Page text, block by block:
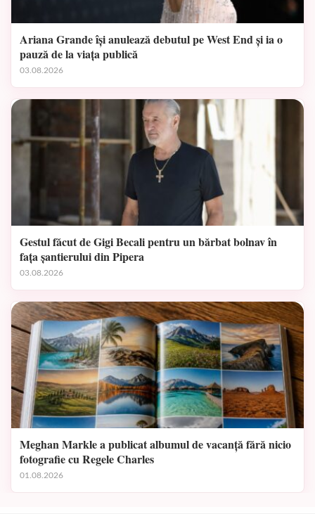
Ariana Grande își anulează debutul pe West End și ia o
pauză de la viața publică
03.08.2026
Gestul făcut de Gigi Becali pentru un bărbat bolnav în
fața șantierului din Pipera
03.08.2026
Meghan Markle a publicat albumul de vacanță fără nicio
fotografie cu Regele Charles
01.08.2026